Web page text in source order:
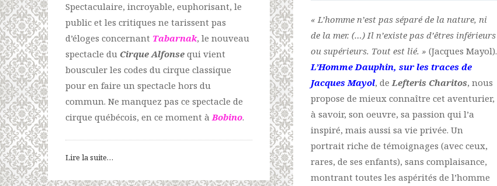
Spectaculaire, incroyable, euphorisant, le
public et les critiques ne tarissent pas
d’éloges concernant Tabarnak, le nouveau
spectacle du Cirque Alfonse qui vient
bousculer les codes du cirque classique
pour en faire un spectacle hors du
commun. Ne manquez pas ce spectacle de
cirque québécois, en ce moment àBobino.
Lire la suite…
« L’homme n’est pas séparé de la nature, ni
de la mer. (…) Il n’existe pas d’êtres inférieurs
ou supérieurs. Tout est lié. » (Jacques Mayol).
L’Homme Dauphin, sur les traces de
Jacques Mayol, de Lefteris Charitos, nous
propose de mieux connaître cet aventurier,
à savoir, son oeuvre, sa passion qui l’a
inspiré, mais aussi sa vie privée. Un
portrait riche de témoignages (avec ceux,
rares, de ses enfants), sans complaisance,
montrant toutes les aspérités de l’homme